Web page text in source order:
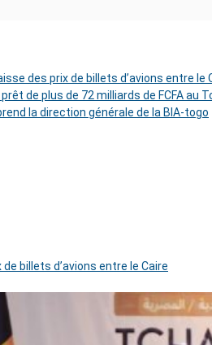
des prix de billets d’avions entre le
de plus de 72 milliards de FCFA au
la direction générale de la BIA-togo
billets d’avions entre le Caire